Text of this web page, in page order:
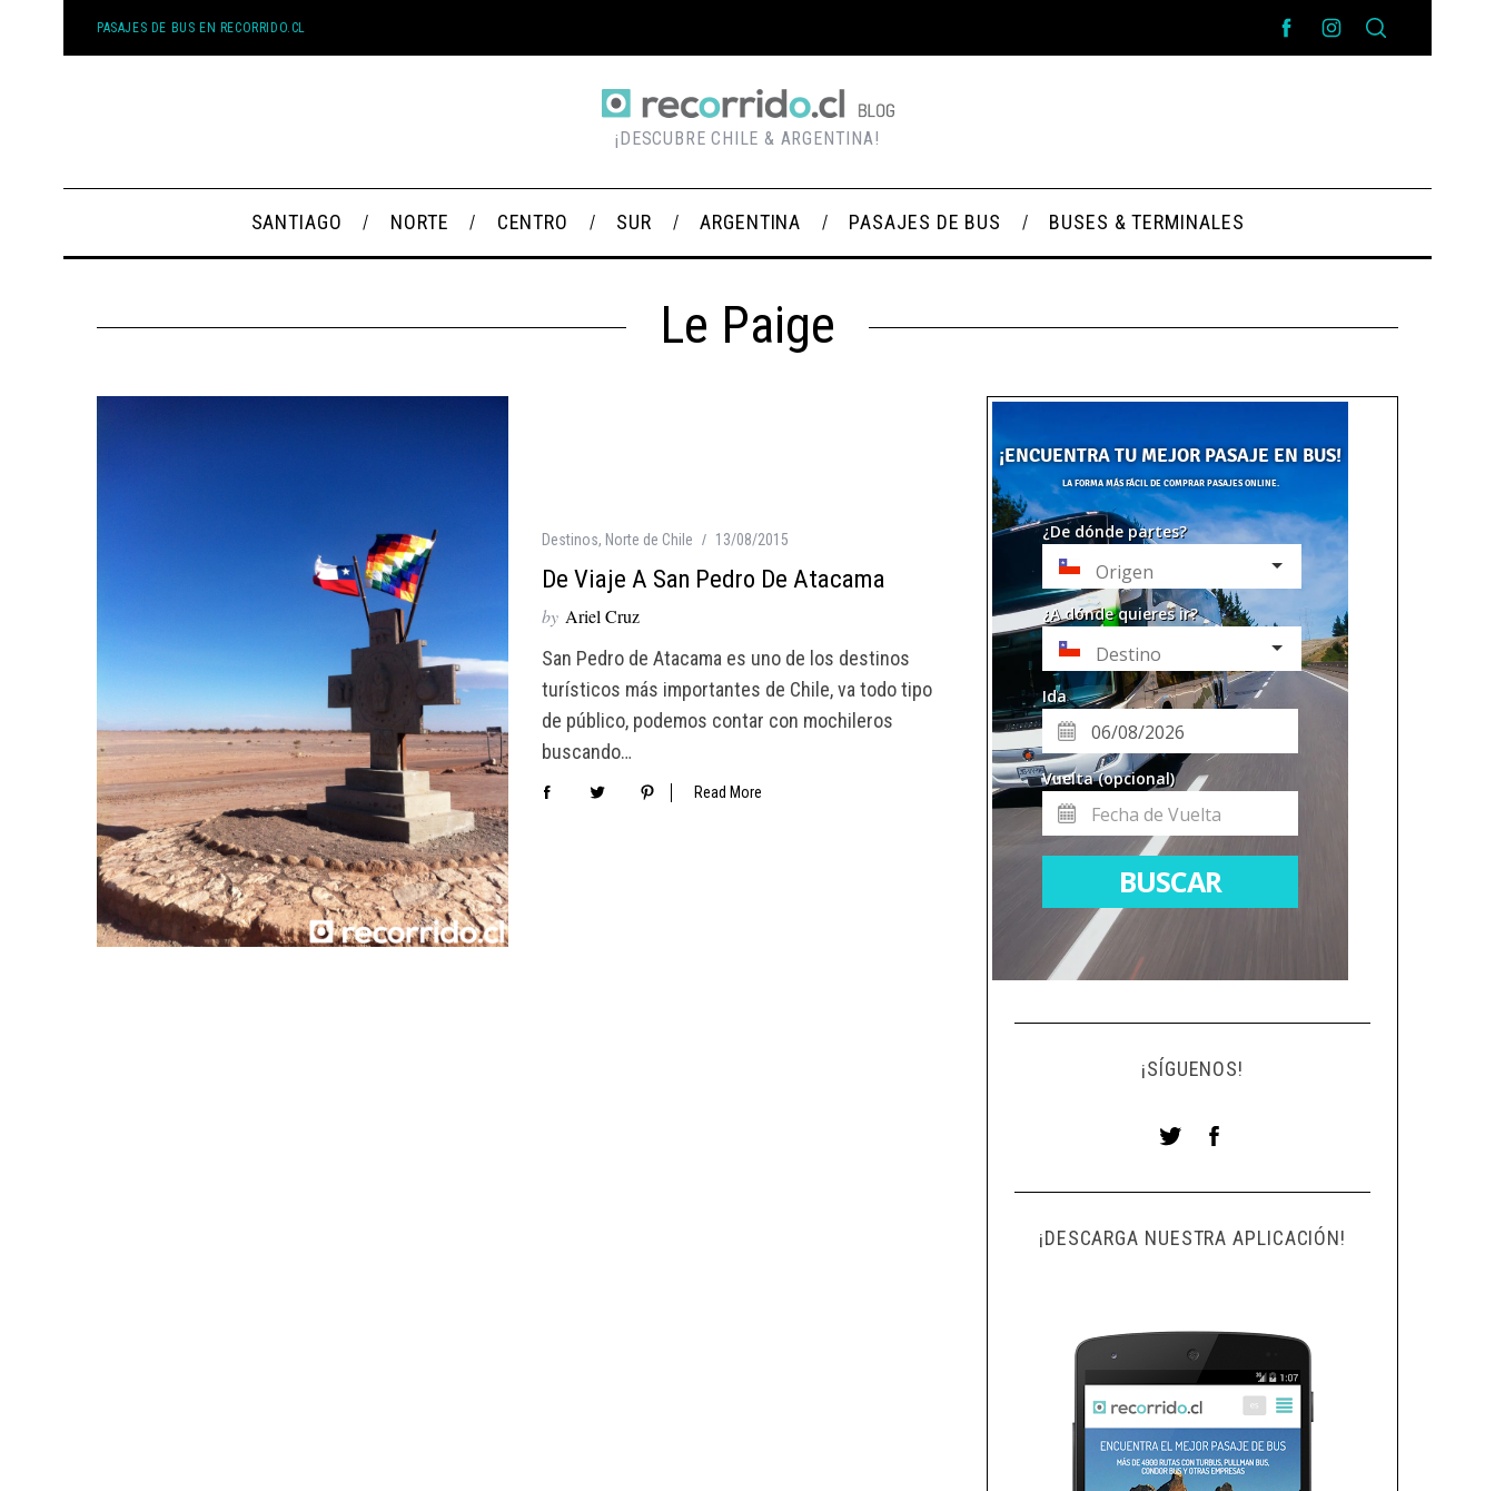
PASAJES DE BUS EN RECORRIDO.CL
¡DESCUBRE CHILE & ARGENTINA!
SANTIAGO NORTE CENTRO SUR ARGENTINA PASAJES DE BUS BUSES & TERMINALES
Le Paige
Destinos, Norte de Chile 13/08/2015
De Viaje A San Pedro De Atacama
by Ariel Cruz
San Pedro de Atacama es uno de los destinos
turísticos más importantes de Chile, va todo tipo
de público, podemos contar con mochileros
buscando…
Read More
¡SÍGUENOS!
¡DESCARGA NUESTRA APLICACIÓN!